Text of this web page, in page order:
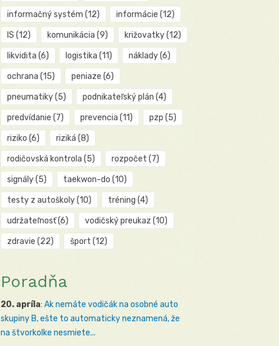
informačný systém (12) informácie (12)
IS (12) komunikácia (9) križovatky(12)
likvidita (6) logistika (11) náklady(6)
ochrana (15) peniaze (6)
pneumatiky(5) podnikateľský plán (4)
predvídanie (7) prevencia (11) pzp (5)
riziko (6) riziká (8)
rodičovská kontrola (5) rozpočet (7)
signály(5) taekwon-do (10)
testy z autoškoly(10) tréning (4)
udržateľnosť(6) vodičský preukaz (10)
zdravie (22) šport (12)
Poradňa
20. apríla: Ak nemáte vodičák na osobné auto
skupiny B, ešte to automaticky neznamená, že
na štvorkolke nesmiete...